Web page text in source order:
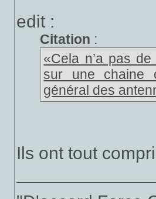
edit :
Citation :
«Cela n’a pas
sur une chaine
général des
Ils ont tout